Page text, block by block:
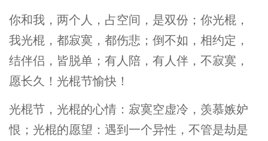
你和我，两个人，占空间，是双份；你光棍，
我光棍，都寂寞，都伤悲；倒不如，相约定，
结伴侣，皆脱单；有人陪，有人伴，不寂寞，
愿长久！光棍节愉快！
光棍节，光棍的心情：寂寞空虚冷，羡慕嫉妒
恨；光棍的愿望：遇到一个异性，不管是劫是